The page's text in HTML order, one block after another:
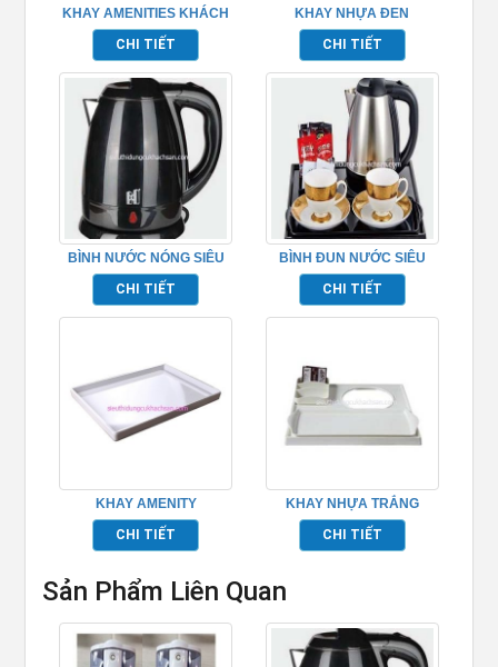
KHAY AMENITIES KHÁCH
SẠN – TP5097
CHI TIẾT
KHAY NHỰA ĐEN
TP695002
CHI TIẾT
BÌNH NƯỚC NÓNG SIÊU
TỐC 2 LỚP TP695005
CHI TIẾT
BÌNH ĐUN NƯỚC SIÊU
TỐC TP695001
CHI TIẾT
KHAY AMENITY
CHI TIẾT
KHAY NHỰA TRẮNG
TP695007
CHI TIẾT
Sản Phẩm Liên Quan